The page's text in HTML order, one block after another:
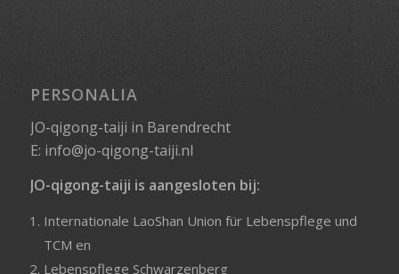
PERSONALIA
JO-qigong-taiji in Barendrecht
E: info@jo-qigong-taiji.nl
JO-qigong-taiji is aangesloten bij:
Internationale LaoShan Union für Lebenspflege und
TCM en
Lebenspflege Schwarzenberg